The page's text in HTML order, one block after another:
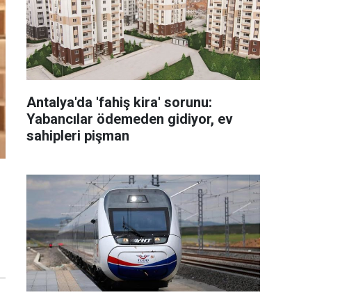
Antalya'da 'fahiş kira' sorunu:
Yabancılar ödemeden gidiyor, ev
sahipleri pişman